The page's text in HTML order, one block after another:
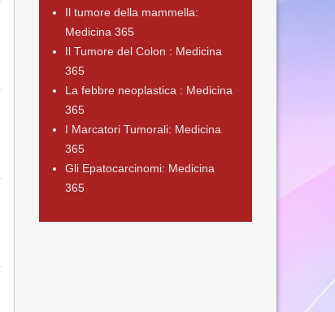
Il tumore della mammella:
Medicina 365
Il Tumore del Colon : Medicina
365
La febbre neoplastica : Medicina
365
I Marcatori Tumorali: Medicina
365
Gli Epatocarcinomi: Medicina
365